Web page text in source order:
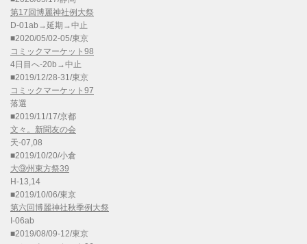
第17回博麗神社例大祭
D-01ab→延期→中止
■2020/05/02-05/東京
コミックマーケット98
4日目へ-20b→中止
■2019/12/28-31/東京
コミックマーケット97
落選
■2019/11/17/京都
文々。新聞友の会
天-07,08
■2019/10/20/小倉
大⑨州東方祭39
H-13,14
■2019/10/06/東京
第六回博麗神社秋季例大祭
I-06ab
■2019/08/09-12/東京